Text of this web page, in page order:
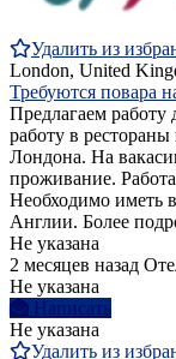
Удалить из
London, United
Требуются повара
Предлагаем работу
работу в
Лондона. На
проживание.
Необходимо иметь
Англии. Более
Не указана
2 месяцев назад
Не указана
Написать
Не указана
Удалить из